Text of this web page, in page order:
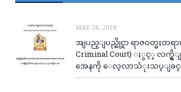
MAY 26, 2018
အျပည္ျပည္ဆိုင္ရာ ရာဇဝတ္မႈတရ
Criminal Court) ႏွင့္ လက္ရွိျ
အေနကို ေလ့လာသံုးသပ္ျခင္